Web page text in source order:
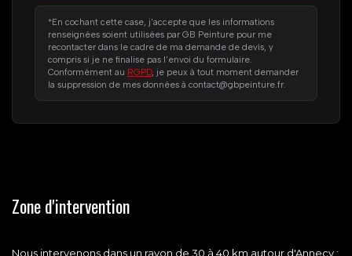
*En cochant cette case, j'accepte que les informations
renseignées soient utilisées par GB Peinture pour me
recontacter dans le cadre de ma demande de devis, y
compris si je ne finalise pas l'envoi du formulaire.
Conformément au RGPD, je peux à tout moment demander
la suppression de mes données à contact@gbpeinture.fr.
Zone d'intervention
Nous intervenons dans un rayon de 30 à 40 km autour d'Annecy :